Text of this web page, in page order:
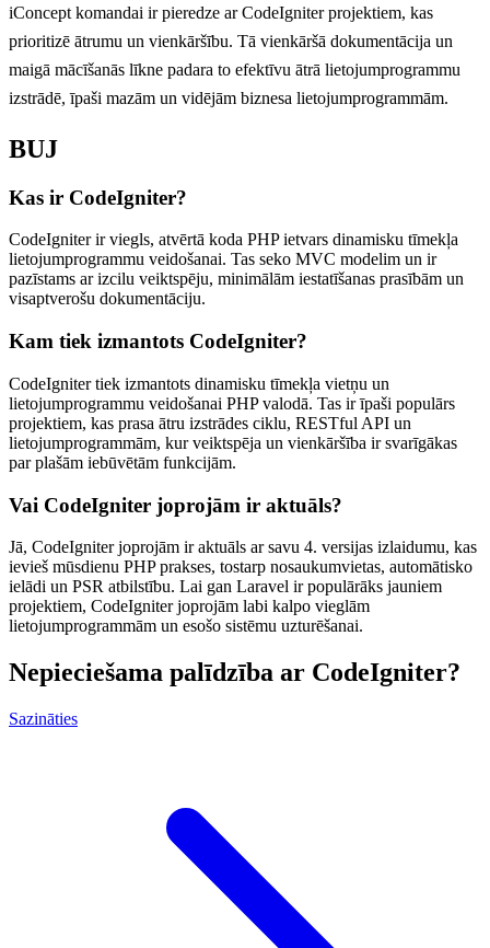
iConcept komandai ir pieredze ar CodeIgniter projektiem, kas
prioritizē ātrumu un vienkāršību. Tā vienkāršā dokumentācija un
maigā mācīšanās līkne padara to efektīvu ātrā lietojumprogrammu
izstrādē, īpaši mazām un vidējām biznesa lietojumprogrammām.
BUJ
Kas ir CodeIgniter?
CodeIgniter ir viegls, atvērtā koda PHP ietvars dinamisku tīmekļa
lietojumprogrammu veidošanai. Tas seko MVC modelim un ir
pazīstams ar izcilu veiktspēju, minimālām iestatīšanas prasībām un
visaptverošu dokumentāciju.
Kam tiek izmantots CodeIgniter?
CodeIgniter tiek izmantots dinamisku tīmekļa vietņu un
lietojumprogrammu veidošanai PHP valodā. Tas ir īpaši populārs
projektiem, kas prasa ātru izstrādes ciklu, RESTful API un
lietojumprogrammām, kur veiktspēja un vienkāršība ir svarīgākas
par plašām iebūvētām funkcijām.
Vai CodeIgniter joprojām ir aktuāls?
Jā, CodeIgniter joprojām ir aktuāls ar savu 4. versijas izlaidumu, kas
ievieš mūsdienu PHP prakses, tostarp nosaukumvietas, automātisko
ielādi un PSR atbilstību. Lai gan Laravel ir populārāks jauniem
projektiem, CodeIgniter joprojām labi kalpo vieglām
lietojumprogrammām un esošo sistēmu uzturēšanai.
Nepieciešama palīdzība ar CodeIgniter?
Sazināties